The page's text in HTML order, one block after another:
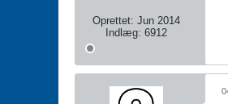
Oprettet: Jun 2014
Indlæg: 6912